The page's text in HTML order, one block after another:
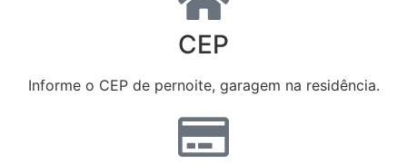
CEP
Informe o CEP de pernoite, garagem na residência.